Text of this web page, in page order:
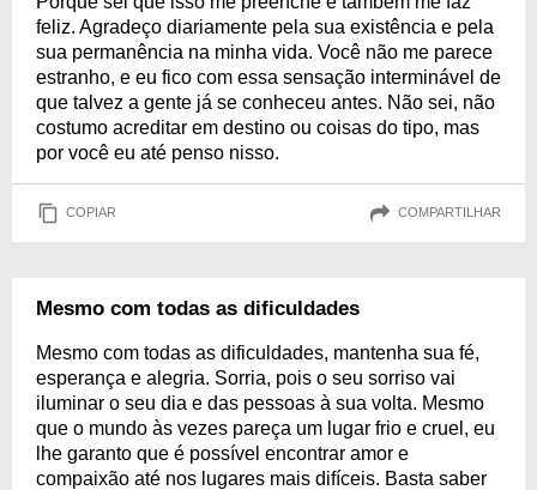
feliz. Agradeço diariamente pela sua existência e pela
sua permanência na minha vida. Você não me parece
estranho, e eu fico com essa sensação interminável de
que talvez a gente já se conheceu antes. Não sei, não
costumo acreditar em destino ou coisas do tipo, mas
por você eu até penso nisso.
COPIAR COMPARTILHAR
Mesmo com todas as dificuldades
Mesmo com todas as dificuldades, mantenha sua fé,
esperança e alegria. Sorria, pois o seu sorriso vai
iluminar o seu dia e das pessoas à sua volta. Mesmo
que o mundo às vezes pareça um lugar frio e cruel, eu
lhe garanto que é possível encontrar amor e
compaixão até nos lugares mais difíceis. Basta saber